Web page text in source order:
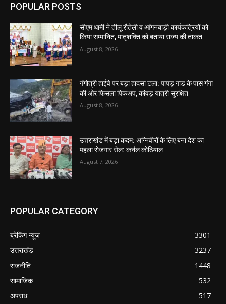
POPULAR POSTS
सीएम धामी ने तीलू रौतेली व आंगनबाड़ी कार्यकत्रियों को
किया सम्मानित, मातृशक्ति को बताया राज्य की ताकत
August 8, 2026
गंगोत्री हाईवे पर बड़ा हादसा टला: पापड़ गाड के पास गंगा
की ओर फिसला पिकअप, कांवड़ यात्री सुरक्षित
August 8, 2026
उत्तराखंड में बड़ा कदम: अग्निवीरों के लिए बना देश का
पहला रोजगार सेल: कर्नल कोठियाल
August 7, 2026
POPULAR CATEGORY
ब्रेकिंग न्यूज़
3301
उत्तराखंड
3237
राजनीति
1448
सामाजिक
532
अपराध
517